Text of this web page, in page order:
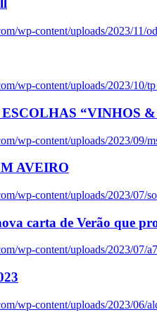
wp-content/uploads/2023/11/
wp-content/uploads/2023/10/
“VINHOS
wp-content/uploads/2023/09/
AVEIRO
wp-content/uploads/2023/07/
carta de Verão que
wp-content/uploads/2023/07/
wp-content/uploads/2023/06/